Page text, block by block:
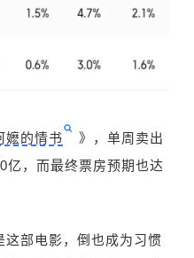
嬷的情书
》，单周卖出
亿，而最终票房预期也达
部电影，倒也成为习惯